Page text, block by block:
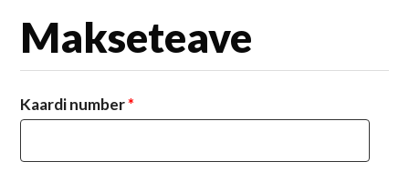
Makseteave
Kaardi number*